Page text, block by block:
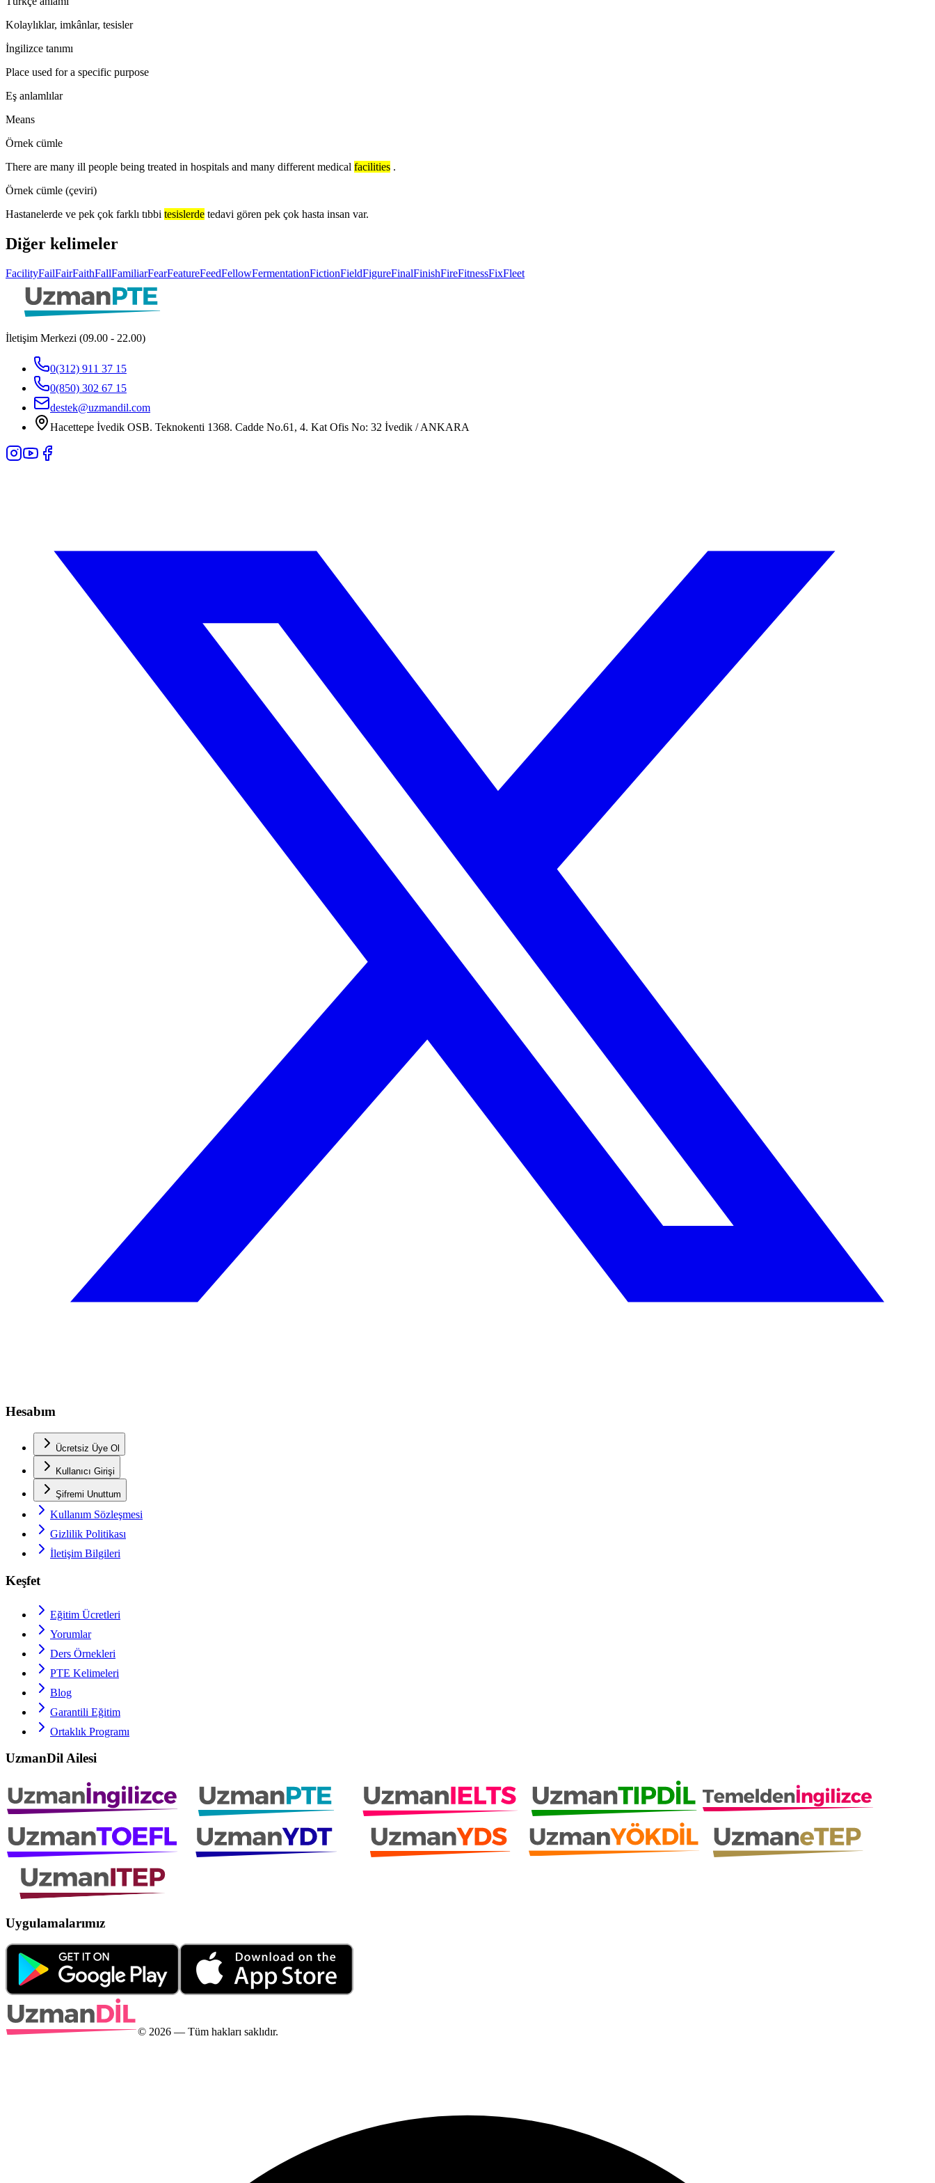
Kolaylıklar, imkânlar, tesisler
İngilizce tanımı
Place used for a specific purpose
Eş anlamlılar
Means
Örnek cümle
There are many ill people being treated in hospitals and many different medical facilities .
Örnek cümle (çeviri)
Hastanelerde ve pek çok farklı tıbbi tesislerde tedavi gören pek çok hasta insan var.
Diğer kelimeler
FacilityFailFairFaithFallFamiliarFearFeatureFeedFellowFermentationFictionFieldFigureFinalFinishFireFitnessFixFleet
İletişim Merkezi (09.00 - 22.00)
0(312) 911 37 15
0(850) 302 67 15
destek@uzmandil.com
Hacettepe İvedik OSB. Teknokenti 1368. Cadde No.61, 4. Kat Ofis No: 32 İvedik / ANKARA
Hesabım
Ücretsiz Üye Ol
Kullanıcı Girişi
Şifremi Unuttum
Kullanım Sözleşmesi
Gizlilik Politikası
İletişim Bilgileri
Keşfet
Eğitim Ücretleri
Yorumlar
Ders Örnekleri
PTE Kelimeleri
Blog
Garantili Eğitim
Ortaklık Programı
UzmanDil Ailesi
Uygulamalarımız
© 2026 — Tüm hakları saklıdır.